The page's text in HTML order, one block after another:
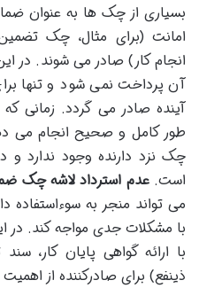
بسیاری از چک ها به عنوان
امانت (برای مثال، چک
انجام کار) صادر می شوند. در
آن پرداخت نمی شود و تنها
آینده صادر می گردد. زمانی که
طور کامل و صحیح انجام می
چک نزد دارنده وجود ندارد و
است.عدم استرداد لاشه چک
می تواند منجر به سوءاستفاده
با مشکلات جدی مواجه کند. در
با ارائه گواهی پایان کار،
ذینفع) برای صادرکننده از